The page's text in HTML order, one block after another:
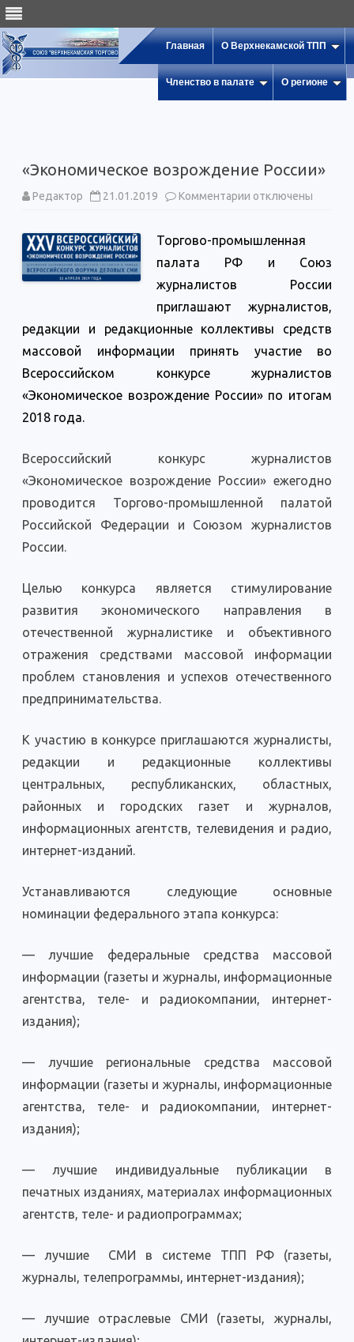
Главная О Верхнекамской ТПП
Членство в палате О регионе
«Экономическое возрождение России»
Редактор 21.01.2019 Комментарии к
России»
отключены
Торгово-промышленная
палата РФ и Союз
журналистов России
приглашают журналистов,
редакции и редакционные коллективы средств
массовой информации принять участие во
Всероссийском конкурсе журналистов
«Экономическое возрождение России» по итогам
2018 года.
Всероссийский конкурс журналистов
«Экономическое возрождение России» ежегодно
проводится Торгово-промышленной палатой
Российской Федерации и Союзом журналистов
России.
Целью конкурса является стимулирование
развития экономического направления в
отечественной журналистике и объективного
отражения средствами массовой информации
проблем становления и успехов отечественного
предпринимательства.
К участию в конкурсе приглашаются журналисты,
редакции и редакционные коллективы
центральных, республикан­ских, областных,
районных и городских газет и журналов,
информационных агентств, телевидения и радио,
интернет-изданий.
Устанавливаются следующие основные
номинации федерального этапа конкурса:
— лучшие федеральные средства массовой
информации (газеты и журналы, информационные
агентства, теле- и радиокомпании, интернет-
издания);
— лучшие региональные средства массовой
информации (газеты и журналы, информационные
агентства, теле- и радиокомпании, интернет-
издания);
— лучшие индивидуальные публикации в
печатных изданиях, материалах информационных
агентств, теле- и радиопрограммах;
— лучшие СМИ в системе ТПП РФ (газеты,
журналы, телепрограммы, интернет-издания);
— лучшие отраслевые СМИ (газеты, журналы,